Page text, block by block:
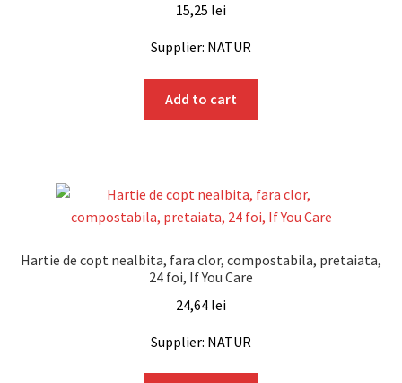
15,25 lei
Supplier: NATUR
Add to cart
Hartie de copt nealbita, fara clor, compostabila, pretaiata,
24 foi, If You Care
24,64 lei
Supplier: NATUR